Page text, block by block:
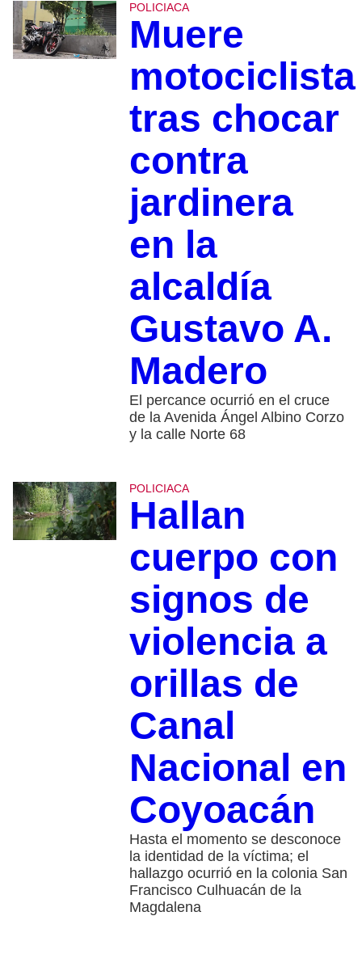
POLICIACA
Muere
motociclista
tras chocar
contra
jardinera
en la
alcaldía
Gustavo A.
Madero
El percance ocurrió en el cruce
de la Avenida Ángel Albino Corzo
y la calle Norte 68
POLICIACA
Hallan
cuerpo con
signos de
violencia a
orillas de
Canal
Nacional en
Coyoacán
Hasta el momento se desconoce
la identidad de la víctima; el
hallazgo ocurrió en la colonia San
Francisco Culhuacán de la
Magdalena